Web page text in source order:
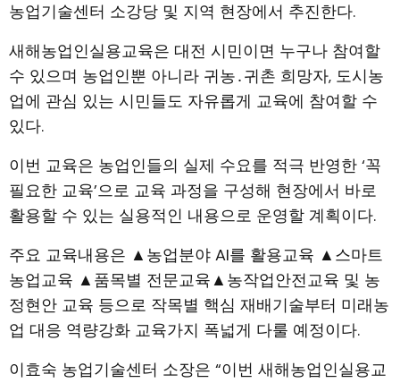
농업기술센터 소강당 및 지역 현장에서 추진한다.
새해농업인실용교육은 대전 시민이면 누구나 참여할
수 있으며 농업인뿐 아니라 귀농․귀촌 희망자, 도시농
업에 관심 있는 시민들도 자유롭게 교육에 참여할 수
있다.
이번 교육은 농업인들의 실제 수요를 적극 반영한 ‘꼭
필요한 교육’으로 교육 과정을 구성해 현장에서 바로
활용할 수 있는 실용적인 내용으로 운영할 계획이다.
주요 교육내용은 ▲농업분야 AI를 활용교육 ▲스마트
농업교육 ▲품목별 전문교육▲농작업안전교육 및 농
정현안 교육 등으로 작목별 핵심 재배기술부터 미래농
업 대응 역량강화 교육가지 폭넓게 다룰 예정이다.
이효숙 농업기술센터 소장은 “이번 새해농업인실용교